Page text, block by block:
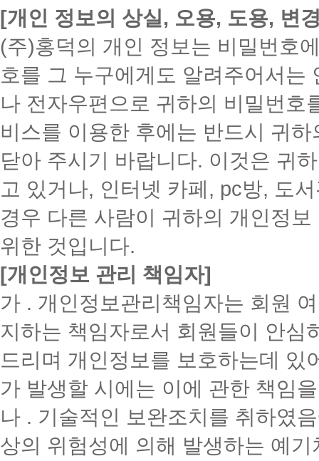
[개인 정보의 상실, 오용, 도용, 변
(주)홍덕의 개인 정보는 비밀번호
호를 그 누구에게도 알려주어서
나 전자우편으로 귀하의 비밀번
비스를 이용한 후에는 반드시 귀
닫아 주시기 바랍니다. 이것은 귀
고 있거나, 인터넷 카페, pc방, 도
경우 다른 사람이 귀하의 개인정
위한 것입니다.
[개인정보 관리 책임자]
가 . 개인정보관리책임자는 회원
지하는 책임자로서 회원들이 안심
드리며 개인정보를 보호하는데 있
가 발생할 시에는 이에 관한 책임
나 . 기술적인 보완조치를 취하였
상의 위험성에 의해 발생하는 예